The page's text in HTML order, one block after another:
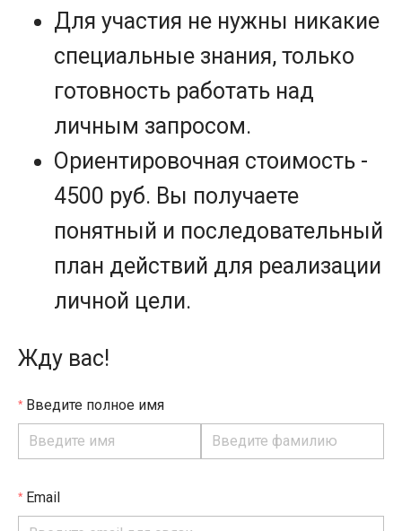
Для участия не нужны никакие
специальные знания, только
готовность работать над
личным запросом.
Ориентировочная стоимость -
4500 руб. Вы получаете
понятный и последовательный
план действий для реализации
личной цели.
Жду вас!
Введите полное имя
Email